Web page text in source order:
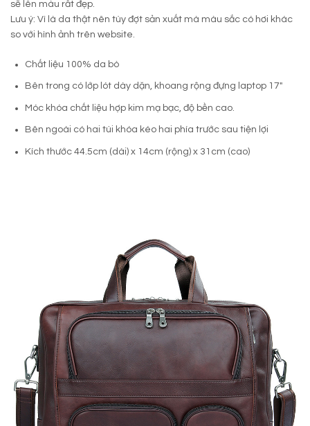
sẽ lên màu rất đẹp.
Lưu ý: Vì là da thật nên tùy đợt sản xuất mà màu sắc có hơi khác
so với hình ảnh trên website.
Chất liệu 100% da bò
Bên trong có lớp lót dày dặn, khoang rộng đựng laptop 17″
Móc khóa chất liệu hợp kim mạ bạc, độ bền cao.
Bên ngoài có hai túi khóa kéo hai phía trước sau tiện lợi
Kích thước 44.5cm (dài) x 14cm (rộng) x 31cm (cao)